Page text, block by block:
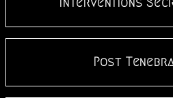
Interventions
Post